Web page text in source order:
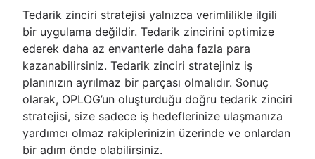
Tedarik zinciri stratejisi yalnızca verimlilikle ilgili
bir uygulama değildir. Tedarik zincirini optimize
ederek daha az envanterle daha fazla para
kazanabilirsiniz. Tedarik zinciri stratejiniz iş
planınızın ayrılmaz bir parçası olmalıdır. Sonuç
olarak, OPLOG’un oluşturduğu doğru tedarik zinciri
stratejisi, size sadece iş hedeflerinize ulaşmanıza
yardımcı olmaz rakiplerinizin üzerinde ve onlardan
bir adım önde olabilirsiniz.